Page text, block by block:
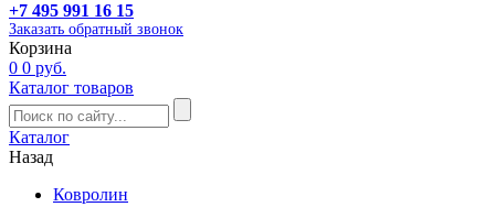
+7 495 991 16 15
Заказать обратный звонок
Корзина
0 0 руб.
Каталог товаров
Каталог
Назад
Ковролин